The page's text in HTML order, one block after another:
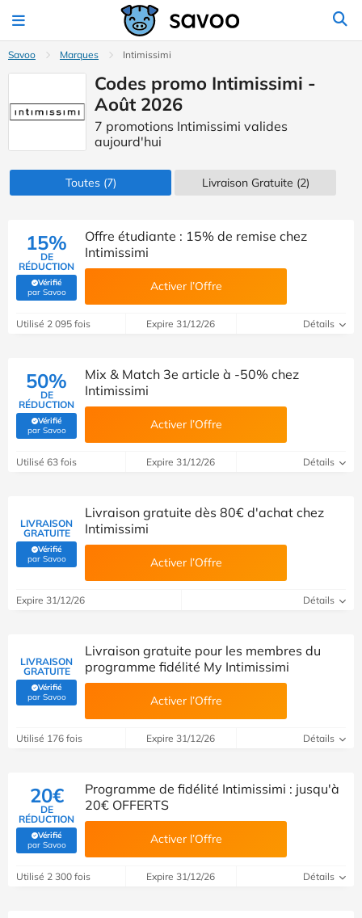
Savoo Marques Intimissimi
Codes promo Intimissimi -
Août 2026
7 promotions Intimissimi valides
aujourd'hui
Toutes(7) Livraison Gratuite (2)
15%
DE
RÉDUCTION
Vérifié
par Savoo(Vérifié par Savoo)
Offre étudiante : 15% de remise chez
Intimissimi
Activer l’Offre
Utilisé 2 095 fois Expire 31/12/26 Détails
50%
DE
RÉDUCTION
Vérifié
par Savoo(Vérifié par Savoo)
Mix & Match 3e article à -50% chez
Intimissimi
Activer l’Offre
Utilisé 63 fois Expire 31/12/26 Détails
LIVRAISON
GRATUITE
Vérifié
par Savoo(Vérifié par Savoo)
Livraison gratuite dès 80€ d'achat chez
Intimissimi
Activer l’Offre
Expire 31/12/26 Détails
LIVRAISON
GRATUITE
Vérifié
par Savoo(Vérifié par Savoo)
Livraison gratuite pour les membres du
programme fidélité My Intimissimi
Activer l’Offre
Utilisé 176 fois Expire 31/12/26 Détails
20€
DE
RÉDUCTION
Vérifié
par Savoo(Vérifié par Savoo)
Programme de fidélité Intimissimi : jusqu'à
20€ OFFERTS
Activer l’Offre
Utilisé 2 300 fois Expire 31/12/26 Détails